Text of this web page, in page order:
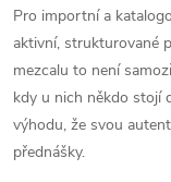
Pro importní a
aktivní, strukturované
mezcalu to není
kdy u nich někdo stojí
výhodu, že svou
přednášky.